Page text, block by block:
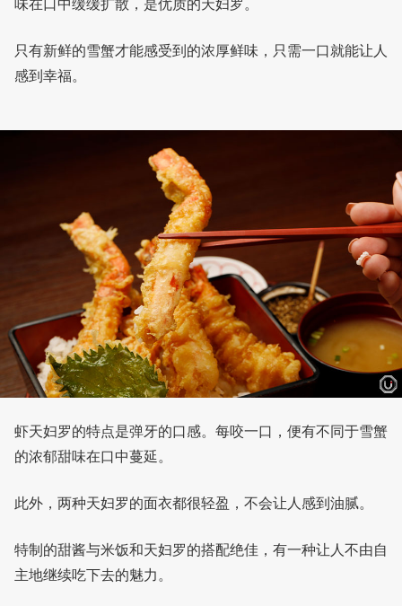
味在口中缓缓扩散，是优质的天妇罗。
只有新鲜的雪蟹才能感受到的浓厚鲜味，只需一口就能让人
感到幸福。
虾天妇罗的特点是弹牙的口感。每咬一口，便有不同于雪蟹
的浓郁甜味在口中蔓延。
此外，两种天妇罗的面衣都很轻盈，不会让人感到油腻。
特制的甜酱与米饭和天妇罗的搭配绝佳，有一种让人不由自
主地继续吃下去的魅力。